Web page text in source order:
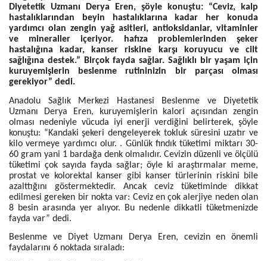
Diyetetik Uzmanı Derya Eren, şöyle konuştu: “Ceviz, kalp
hastalıklarından beyin hastalıklarına kadar her konuda
yardımcı olan zengin yağ asitleri, antioksidanlar, vitaminler
ve mineraller içeriyor. hafıza problemlerinden şeker
hastalığına kadar, kanser riskine karşı koruyucu ve cilt
sağlığına destek.” Birçok fayda sağlar. Sağlıklı bir yaşam için
kuruyemişlerin beslenme rutininizin bir parçası olması
gerekiyor” dedi.
Anadolu Sağlık Merkezi Hastanesi Beslenme ve Diyetetik
Uzmanı Derya Eren, kuruyemişlerin kalori açısından zengin
olması nedeniyle vücuda iyi enerji verdiğini belirterek, şöyle
konuştu: “Kandaki şekeri dengeleyerek tokluk süresini uzatır ve
kilo vermeye yardımcı olur. . Günlük fındık tüketimi miktarı 30-
60 gram yani 1 bardağa denk olmalıdır. Cevizin düzenli ve ölçülü
tüketimi çok sayıda fayda sağlar; öyle ki araştırmalar meme,
prostat ve kolorektal kanser gibi kanser türlerinin riskini bile
azalttığını göstermektedir. Ancak ceviz tüketiminde dikkat
edilmesi gereken bir nokta var: Ceviz en çok alerjiye neden olan
8 besin arasında yer alıyor. Bu nedenle dikkatli tüketmenizde
fayda var” dedi.
Beslenme ve Diyet Uzmanı Derya Eren, cevizin en önemli
faydalarını 6 noktada sıraladı: